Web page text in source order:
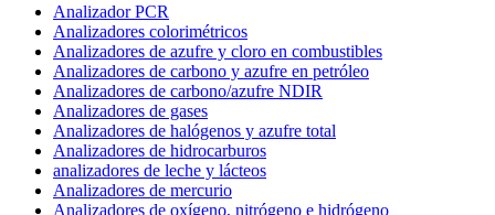
Analizador PCR
Analizadores colorimétricos
Analizadores de azufre y cloro en combustibles
Analizadores de carbono y azufre en petróleo
Analizadores de carbono/azufre NDIR
Analizadores de gases
Analizadores de halógenos y azufre total
Analizadores de hidrocarburos
analizadores de leche y lácteos
Analizadores de mercurio
Analizadores de oxígeno, nitrógeno e hidrógeno